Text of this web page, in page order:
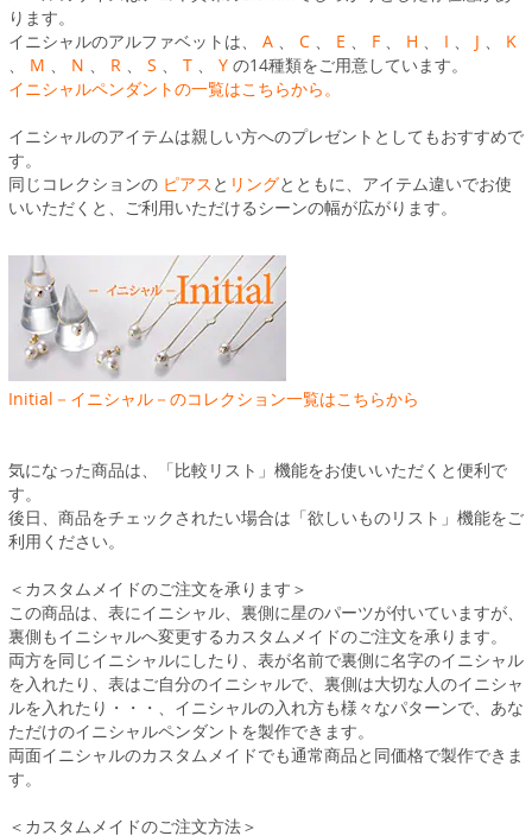
ります。
イニシャルのアルファベットは、
A 、 C 、 E 、 F 、 H 、 I 、 J 、
K
、
M 、 N 、 R 、 S 、 T 、 Y の14種類をご用意しています。
イニシャルペンダントの一覧はこちらから。
イニシャルのアイテムは親しい方へのプレゼントとしてもおすすめで
す。
同じコレクションの ピアス と リングとともに、アイテム違いでお使
いいただくと、ご利用いただけるシーンの幅が広がります。
Initial－イニシャル－のコレクション一覧はこちらから
気になった商品は、「比較リスト」機能をお使いいただくと便利で
す。
後日、商品をチェックされたい場合は「欲しいものリスト」機能をご
利用ください。
＜カスタムメイドのご注文を承ります＞
この商品は、表にイニシャル、裏側に星のパーツが付いていますが、
裏側もイニシャルへ変更するカスタムメイドのご注文を承ります。
両方を同じイニシャルにしたり、表が名前で裏側に名字のイニシャル
を入れたり、表はご自分のイニシャルで、裏側は大切な人のイニシャ
ルを入れたり・・・、イニシャルの入れ方も様々なパターンで、あな
ただけのイニシャルペンダントを製作できます。
両面イニシャルのカスタムメイドでも通常商品と同価格で製作できま
す。
＜カスタムメイドのご注文方法＞